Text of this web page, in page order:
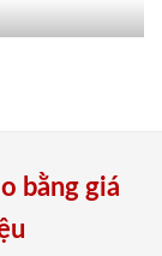
bằng giá